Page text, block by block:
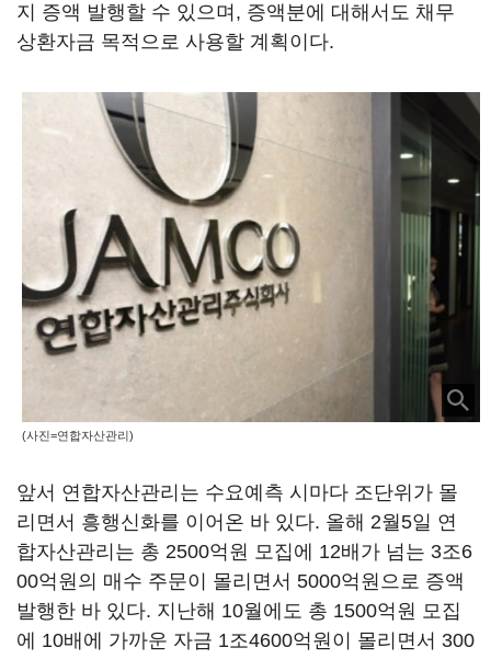
지 증액 발행할 수 있으며, 증액분에 대해서도 채무
상환자금 목적으로 사용할 계획이다.
(사진=연합자산관리)
앞서 연합자산관리는 수요예측 시마다 조단위가 몰
리면서 흥행신화를 이어온 바 있다. 올해 2월5일 연
합자산관리는 총 2500억원 모집에 12배가 넘는 3조6
00억원의 매수 주문이 몰리면서 5000억원으로 증액
발행한 바 있다. 지난해 10월에도 총 1500억원 모집
에 10배에 가까운 자금 1조4600억원이 몰리면서 300